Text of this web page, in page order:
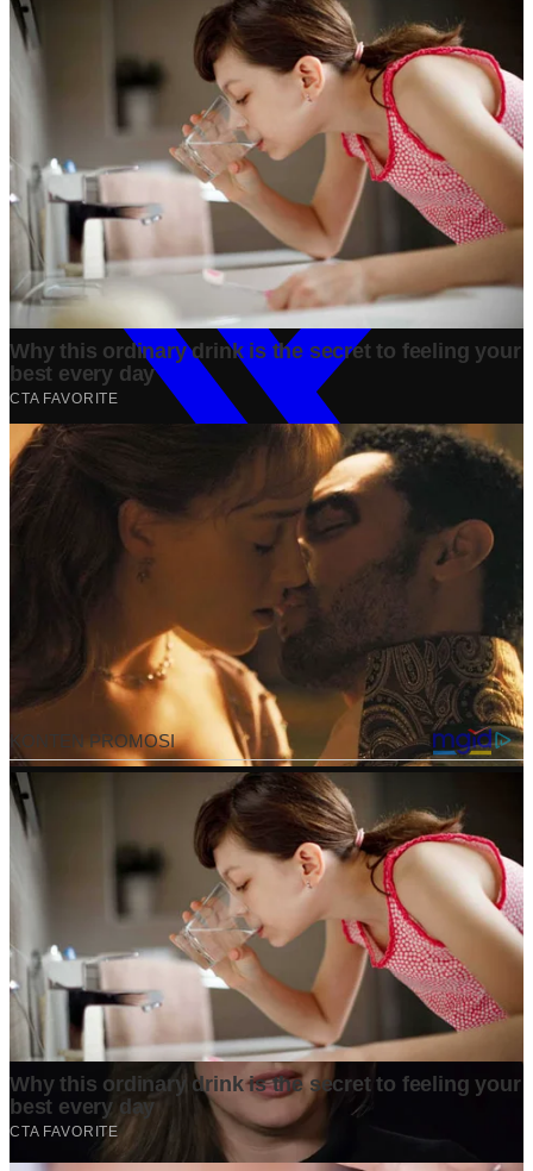
Tech
Analisis Bisnis Kopi Kenangan vs Point Coffee: Persaingan
dalam Industri Kopi Indonesia
Share: